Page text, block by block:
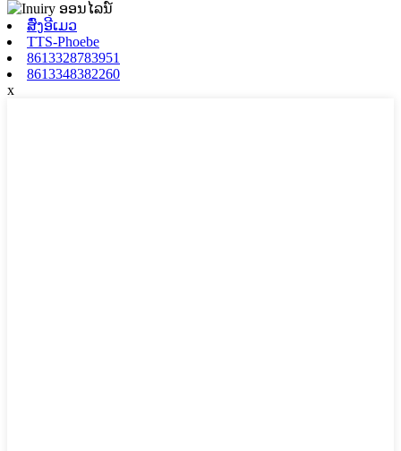
ສົ່ງອີເມວ
TTS-Phoebe
8613328783951
8613348382260
x